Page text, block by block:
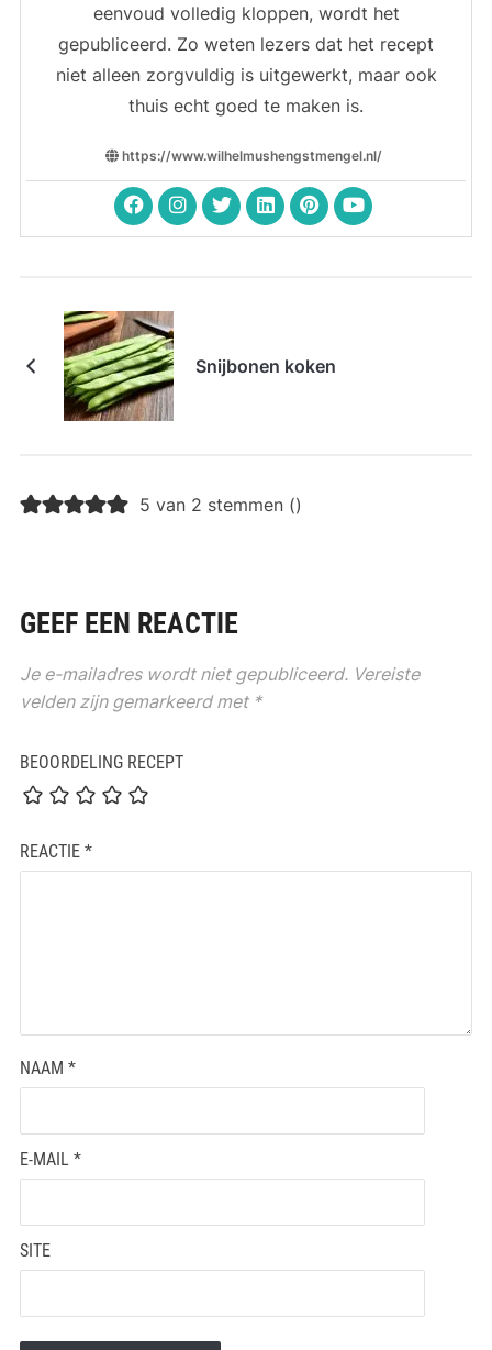
eenvoud volledig kloppen, wordt het
gepubliceerd. Zo weten lezers dat het recept
niet alleen zorgvuldig is uitgewerkt, maar ook
thuis echt goed te maken is.
https://www.wilhelmushengstmengel.nl/
Snijbonen koken
5 van 2 stemmen ()
GEEF EEN REACTIE
Je e-mailadres wordt niet gepubliceerd. Vereiste
velden zijn gemarkeerd met *
BEOORDELING RECEPT
REACTIE *
NAAM *
E-MAIL *
SITE